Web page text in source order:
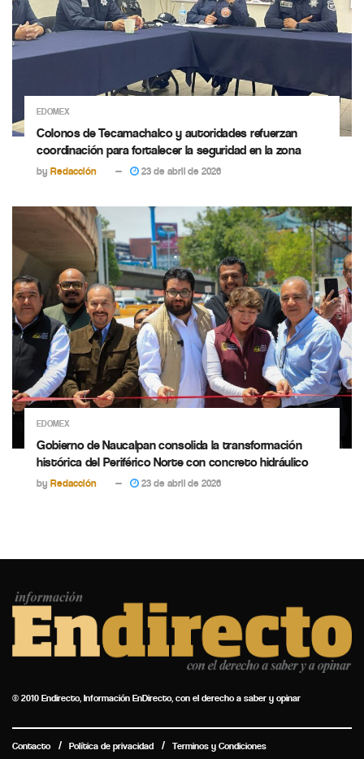
EDOMEX
Colonos de Tecamachalco y autoridades refuerzan
coordinación para fortalecer la seguridad en la zona
by Redacción 23 de abril de 2026
EDOMEX
Gobierno de Naucalpan consolida la transformación
histórica del Periférico Norte con concreto hidráulico
by Redacción 23 de abril de 2026
© 2010 Endirecto, Información EnDirecto, con el derecho a saber y opinar
Contacto Política de privacidad Terminos y Condiciones